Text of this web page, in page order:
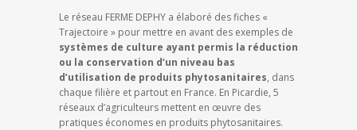
Le réseau FERME DEPHY a élaboré des fiches «
Trajectoire » pour mettre en avant des exemples de
systèmes de culture ayant permis la réduction
ou la conservation d’un niveau bas
d’utilisation de produits phytosanitaires, dans
chaque filière et partout en France. En Picardie, 5
réseaux d’agriculteurs mettent en œuvre des
pratiques économes en produits phytosanitaires.